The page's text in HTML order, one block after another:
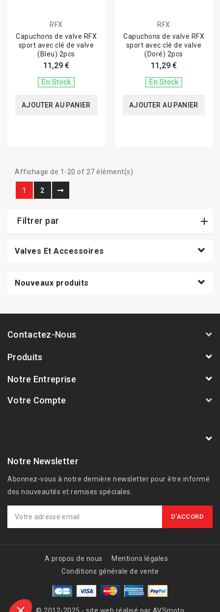
RFX
Capuchons de valve RFX
sport avec clé de valve
(Bleu) 2pcs
11,29 €
En Stock
AJOUTER AU PANIER
RFX
Capuchons de valve RFX
sport avec clé de valve
(Doré) 2pcs
11,29 €
En Stock
AJOUTER AU PANIER
Affichage de 1-20 of 27 élément(s)
1 2
Filtrer par
Valves Et Accessoires
Nouveaux produits
Contactez-Nous
Produits
Notre Entreprise
Votre Compte
Notre Newsletter
Abonnez-vous à notre dernière newsletter pour être informé
des nouveautés et remises spéciales.
A propos de nous
Mentions légales
Conditions générale de vente